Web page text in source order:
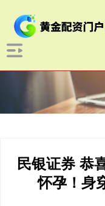
民银证券 恭
怀孕！身